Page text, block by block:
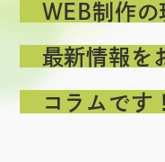
WEB制作の
最新情報を
コラムです！